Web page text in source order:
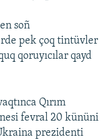
soñ
pek çoq tintüvler
qoruyıcılar qayd
Qırım
fevral 20 kününi
prezidenti